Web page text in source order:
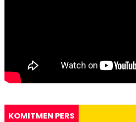
KOMITMEN PERS